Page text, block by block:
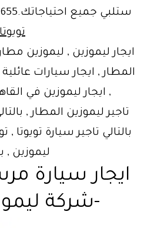
ستلبي جميع احتياجاتك.01102106655
تويوتا
ايجار ليموزين , ليموزين
المطار , ايجار سيارات
, ايجار ليموزين في
تاجير ليموزين المطار ,
بالتالي تاجير سيارة تويوتا ,
ليموزين ,
ايجار سيارة
-شركة